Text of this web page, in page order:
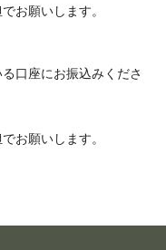
お願いします。
口座にお振込みくださ
お願いします。